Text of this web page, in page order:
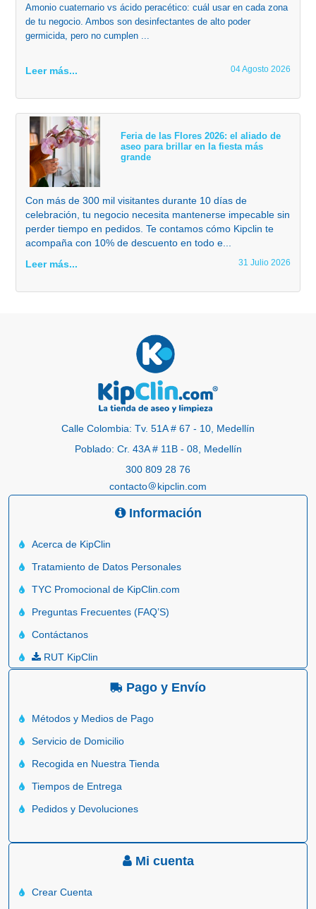
Amonio cuaternario vs ácido peracético: cuál usar en cada zona
de tu negocio. Ambos son desinfectantes de alto poder
germicida, pero no cumplen ...
Leer más... 04 Agosto 2026
Feria de las Flores 2026: el aliado de
aseo para brillar en la fiesta más
grande
Con más de 300 mil visitantes durante 10 días de
celebración, tu negocio necesita mantenerse impecable sin
perder tiempo en pedidos. Te contamos cómo Kipclin te
acompaña con 10% de descuento en todo e...
Leer más...
31 Julio 2026
Calle Colombia: Tv. 51A # 67 - 10, Medellín
Poblado: Cr. 43A # 11B - 08, Medellín
300 809 28 76
contacto
kipclin.com
Información
Acerca de KipClin
Tratamiento de Datos Personales
TYC Promocional de KipClin.com
Preguntas Frecuentes (FAQ’S)
Contáctanos
RUT KipClin
Pago y Envío
Métodos y Medios de Pago
Servicio de Domicilio
Recogida en Nuestra Tienda
Tiempos de Entrega
Pedidos y Devoluciones
Mi cuenta
Crear Cuenta